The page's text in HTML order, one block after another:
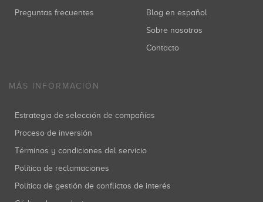
Preguntas frecuentes
Blog en español
Sobre nosotros
Contacto
MÁS INFORMACIÓN
Estrategia de selección de compañías
Proceso de inversión
Términos y condiciones del servicio
Política de reclamaciones
Política de gestión de conflictos de interés